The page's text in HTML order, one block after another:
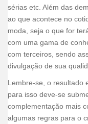
sérias etc. Além das
ao que acontece no
moda, seja o que for
com uma gama de
com terceiros, sendo
divulgação de sua
Lembre-se, o resultado
para isso deve-se
complementação mais
algumas regras para o